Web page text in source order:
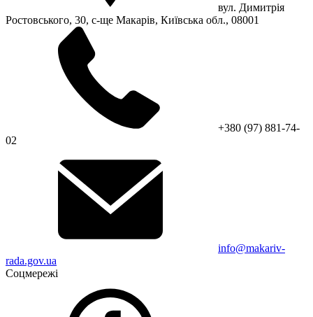
вул. Димитрія
Ростовського, 30, с-ще Макарів, Київська обл., 08001
+380 (97) 881-74-
02
info@makariv-
rada.gov.ua
Соцмережі